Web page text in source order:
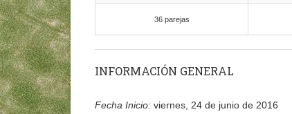
36 parejas
INFORMACIÓN GENERAL
Fecha Inicio: viernes, 24 de junio de 2016